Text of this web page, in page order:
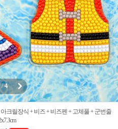
/4
아크릴장식 + 비즈 + 비즈펜 + 고체풀 + 군번줄